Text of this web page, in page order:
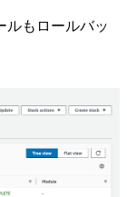
ルもロールバッ